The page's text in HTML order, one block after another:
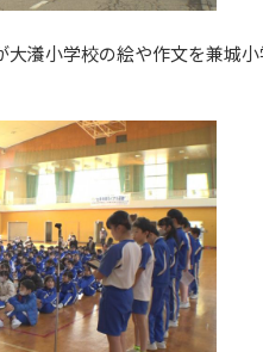
瀁小学校の絵や作文を兼城